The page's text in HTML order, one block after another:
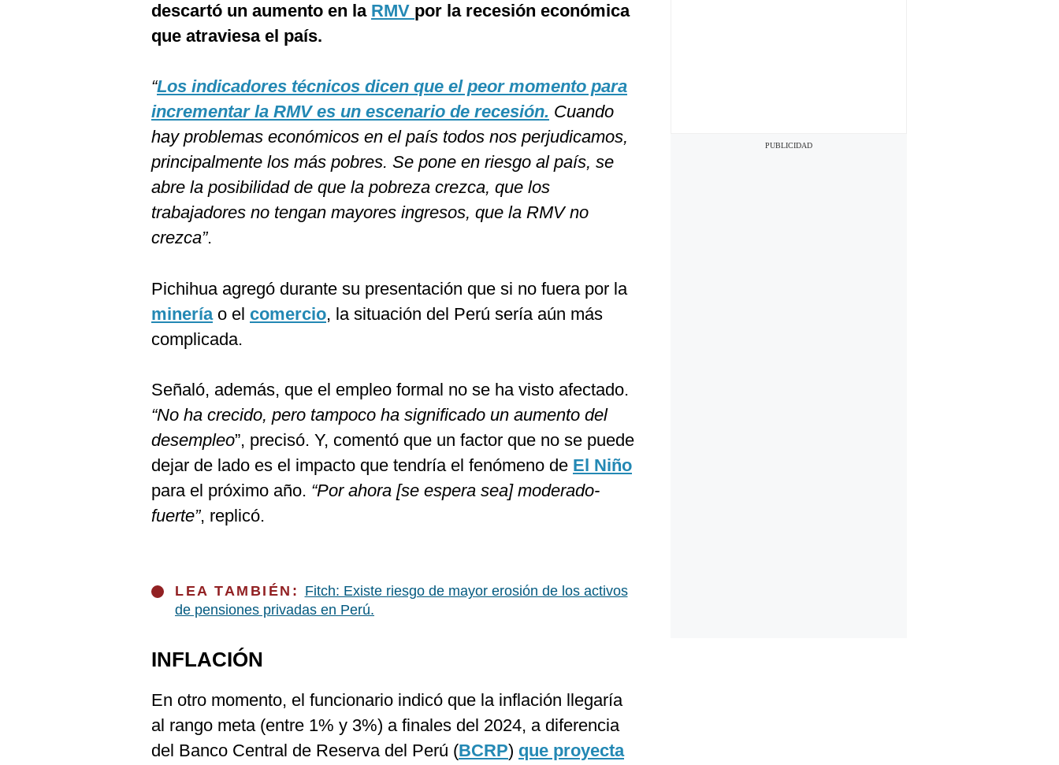
descartó un aumento en la RMV por la recesión económica
que atraviesa el país.
“Los indicadores técnicos dicen que el peor momento para
incrementar la RMV es un escenario de recesión. Cuando
hay problemas económicos en el país todos nos perjudicamos,
principalmente los más pobres. Se pone en riesgo al país, se
abre la posibilidad de que la pobreza crezca, que los
trabajadores no tengan mayores ingresos, que la RMV no
crezca”.
Pichihua agregó durante su presentación que si no fuera por la
mineríao el comercio, la situación del Perú sería aún más
complicada.
Señaló, además, que el empleo formal no se ha visto afectado.
“No ha crecido, pero tampoco ha significado un aumento del
desempleo”, precisó. Y, comentó que un factor que no se puede
dejar de lado es el impacto que tendría el fenómeno de El Niño
para el próximo año. “Por ahora [se espera sea] moderado-
fuerte”, replicó.
LEA TAMBIÉN: Fitch: Existe riesgo de mayor erosión de los activos
de pensiones privadas en Perú.
INFLACIÓN
En otro momento, el funcionario indicó que la inflación llegaría
al rango meta (entre 1% y 3%) a finales del 2024, a diferencia
del Banco Central de Reserva del Perú (BCRP) que proyecta